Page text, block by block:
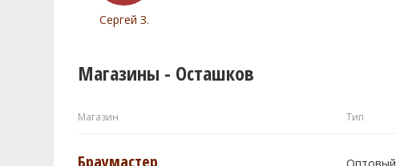
Сергей З.
Магазины - Осташков
Магазин Тип
Браумастер Оптовый